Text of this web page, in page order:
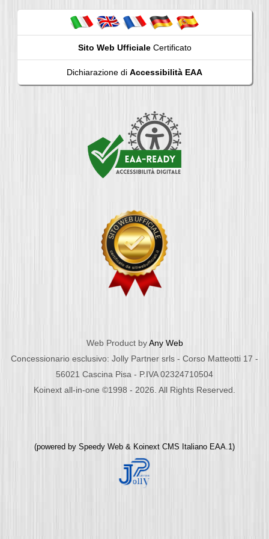
Sito Web UfficialeCertificato
Dichiarazione di Accessibilità EAA
Web Product byAny Web
Concessionario esclusivo: Jolly Partner srls - Corso Matteotti 17 -
56021 Cascina Pisa - P.IVA 02324710504
Koinext all-in-one ©1998 - 2026. All Rights Reserved.
(powered by Speedy Web & Koinext CMS Italiano EAA.1)